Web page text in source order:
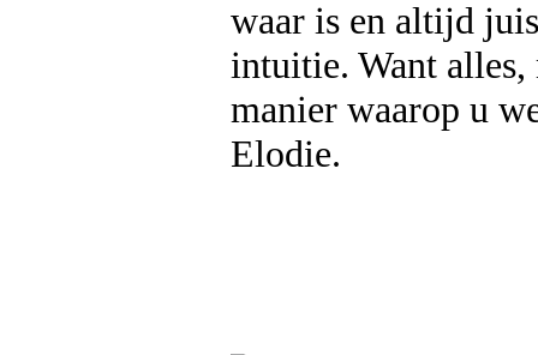
waar is en altijd
intuitie. Want
manier waarop u
Elodie.